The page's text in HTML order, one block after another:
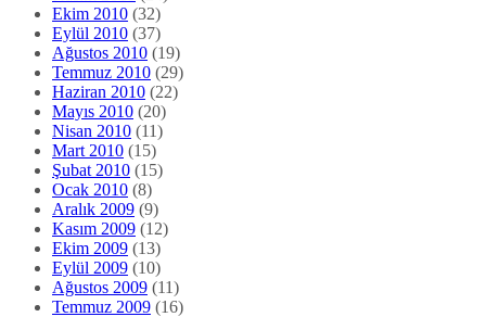
Ekim 2010 (32)
Eylül 2010 (37)
Ağustos 2010 (19)
Temmuz 2010 (29)
Haziran 2010 (22)
Mayıs 2010 (20)
Nisan 2010 (11)
Mart 2010 (15)
Şubat 2010 (15)
Ocak 2010 (8)
Aralık 2009 (9)
Kasım 2009 (12)
Ekim 2009 (13)
Eylül 2009 (10)
Ağustos 2009 (11)
Temmuz 2009 (16)